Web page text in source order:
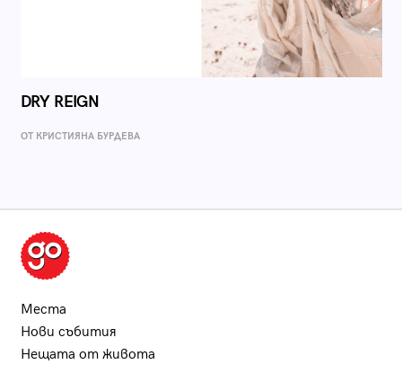
DRY REIGN
ОТ КРИСТИЯНА БУРДЕВА
Места
Нови събития
Нещата от живота